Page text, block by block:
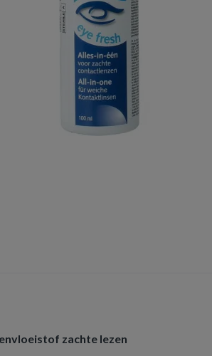
zachte lezen